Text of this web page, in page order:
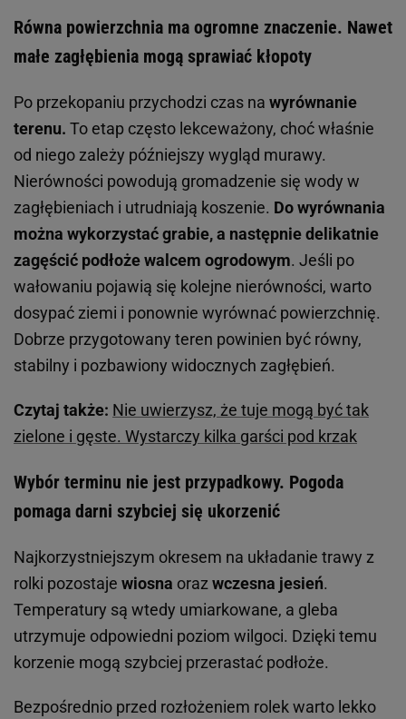
Równa powierzchnia ma ogromne znaczenie. Nawet
małe zagłębienia mogą sprawiać kłopoty
Po przekopaniu przychodzi czas na wyrównanie
terenu. To etap często lekceważony, choć właśnie
od niego zależy późniejszy wygląd murawy.
Nierówności powodują gromadzenie się wody w
zagłębieniach i utrudniają koszenie. Do wyrównania
można wykorzystać grabie, a następnie delikatnie
zagęścić podłoże walcem ogrodowym. Jeśli po
wałowaniu pojawią się kolejne nierówności, warto
dosypać ziemi i ponownie wyrównać powierzchnię.
Dobrze przygotowany teren powinien być równy,
stabilny i pozbawiony widocznych zagłębień.
Czytaj także: Nie uwierzysz, że tuje mogą być tak
zielone i gęste. Wystarczy kilka garści pod krzak
Wybór terminu nie jest przypadkowy. Pogoda
pomaga darni szybciej się ukorzenić
Najkorzystniejszym okresem na układanie trawy z
rolki pozostaje wiosna oraz wczesna jesień.
Temperatury są wtedy umiarkowane, a gleba
utrzymuje odpowiedni poziom wilgoci. Dzięki temu
korzenie mogą szybciej przerastać podłoże.
Bezpośrednio przed rozłożeniem rolek warto lekko